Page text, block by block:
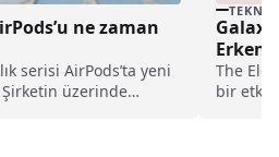
ne zaman
serisi AirPods’ta yeni
üzerinde
Erken
The
bir